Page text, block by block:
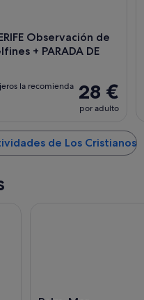
Observación de
+ PARADA DE
28 €
por adulto
la recomienda
de Los Cristianos